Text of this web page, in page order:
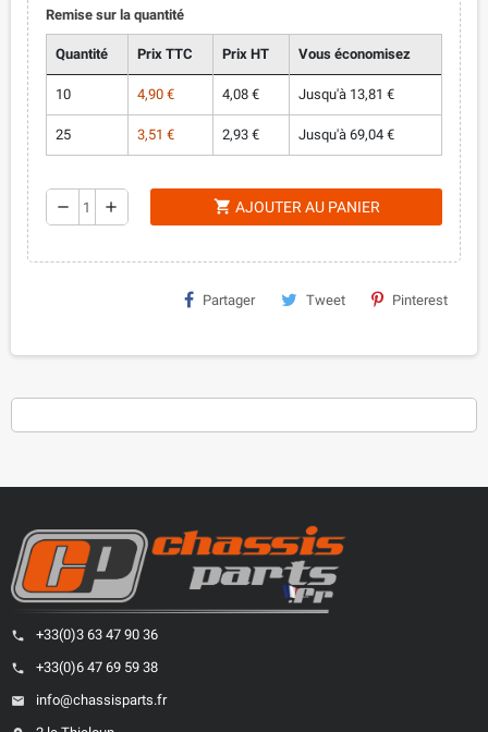
Remise sur la quantité
Quantité Prix TTC Prix HT Vous économisez
10 4,90 € 4,08 € Jusqu'à 13,81 €
25 3,51 € 2,93 € Jusqu'à 69,04 €
remove add shopping_cart AJOUTER AU PANIER
Partager Tweet Pinterest
phone +33(0)3 63 47 90 36
phone +33(0)6 47 69 59 38
email info@chassisparts.fr